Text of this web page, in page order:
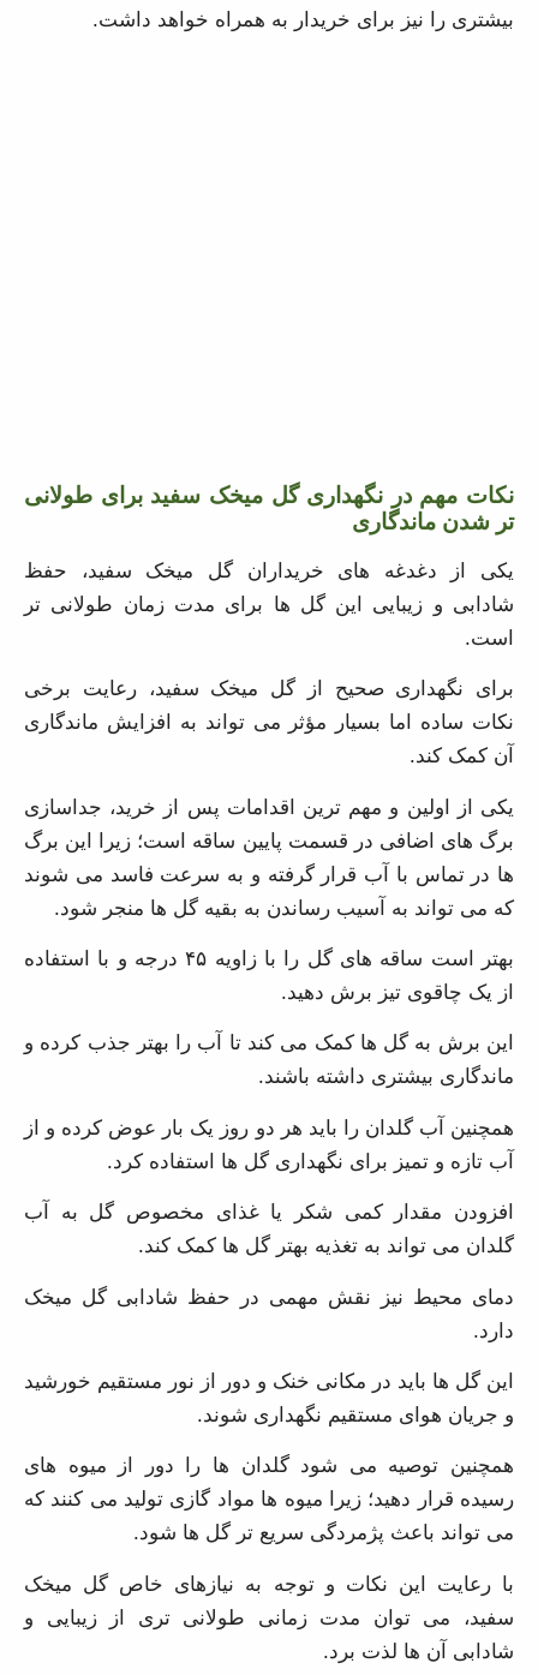
بیشتری را نیز برای خریدار به همراه خواهد داشت.
نکات مهم در نگهداری گل میخک سفید برای طولانی تر
شدن ماندگاری
یکی از دغدغه های خریداران گل میخک سفید، حفظ شادابی
و زیبایی این گل ها برای مدت زمان طولانی تر است.
برای نگهداری صحیح از گل میخک سفید، رعایت برخی نکات
ساده اما بسیار مؤثر می تواند به افزایش ماندگاری آن کمک
کند.
یکی از اولین و مهم ترین اقدامات پس از خرید، جداسازی
برگ های اضافی در قسمت پایین ساقه است؛ زیرا این برگ
ها در تماس با آب قرار گرفته و به سرعت فاسد می شوند که
می تواند به آسیب رساندن به بقیه گل ها منجر شود.
بهتر است ساقه های گل را با زاویه ۴۵ درجه و با استفاده از
یک چاقوی تیز برش دهید.
این برش به گل ها کمک می کند تا آب را بهتر جذب کرده و
ماندگاری بیشتری داشته باشند.
همچنین آب گلدان را باید هر دو روز یک بار عوض کرده و از
آب تازه و تمیز برای نگهداری گل ها استفاده کرد.
افزودن مقدار کمی شکر یا غذای مخصوص گل به آب گلدان
می تواند به تغذیه بهتر گل ها کمک کند.
دمای محیط نیز نقش مهمی در حفظ شادابی گل میخک دارد.
این گل ها باید در مکانی خنک و دور از نور مستقیم خورشید
و جریان هوای مستقیم نگهداری شوند.
همچنین توصیه می شود گلدان ها را دور از میوه های رسیده
قرار دهید؛ زیرا میوه ها مواد گازی تولید می کنند که می
تواند باعث پژمردگی سریع تر گل ها شود.
با رعایت این نکات و توجه به نیازهای خاص گل میخک
سفید، می توان مدت زمانی طولانی تری از زیبایی و شادابی
آن ها لذت برد.